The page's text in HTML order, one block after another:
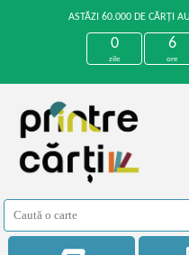
ASTĂZI 60.000 DE CĂRȚI
0
zile
6
ore